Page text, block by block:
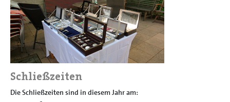
Schließzeiten
Die Schließzeiten sind in diesem Jahr am: